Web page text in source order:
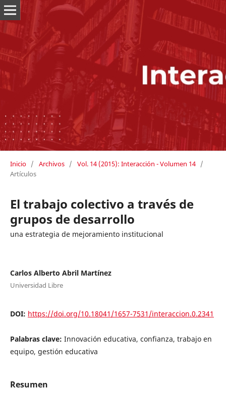
Inicio / Archivos / Vol. 14 (2015): Interacción - Volumen 14 /
Artículos
El trabajo colectivo a través de
grupos de desarrollo
una estrategia de mejoramiento institucional
Carlos Alberto Abril Martínez
Universidad Libre
DOI: https://doi.org/10.18041/1657-7531/interaccion.0.2341
Palabras clave: Innovación educativa, confianza, trabajo en
equipo, gestión educativa
Resumen